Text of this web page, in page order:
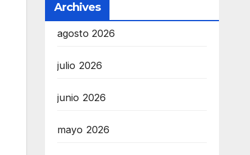
Archives
agosto 2026
julio 2026
junio 2026
mayo 2026